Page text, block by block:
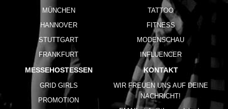
MÜNCHEN
HANNOVER
STUTTGART
FRANKFURT
TATTOO
FITNESS
MODENSCHAU
INFLUENCER
MESSEHOSTESSEN
GRID GIRLS
PROMOTION
KONTAKT
WIR FREUEN UNS AUF DEINE
NACHRICHT!